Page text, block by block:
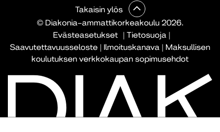
© Diakonia–ammattikorkeakoulu 2026.
Evästeasetukset
| Tietosuoja|
Saavutettavuusseloste | Ilmoituskanava | Maksullisen
koulutuksen verkkokaupan sopimusehdot
Takaisin ylös